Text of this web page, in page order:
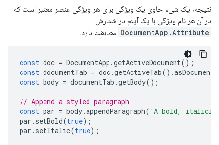
نتیجه، یک شیء حاوی یک ویژگی برای هر ویژگی عنصر معتبر است که
در آن هر نام ویژگی با یک آیتم در شمارش
DocumentApp.Attribute مطابقت دارد.
const doc = DocumentApp .getActiveDocument();
const documentTab = doc.getActiveTab().
const body = documentTab .getBody();
// Append a styled paragraph.
const par = body.appendParagraph( 'A bold,
par . setBold(true);
par . setItalic(true);